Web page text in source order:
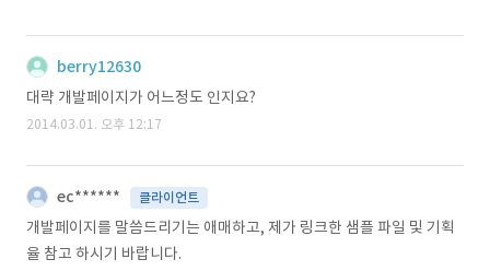
berry12630
대략 개발페이지가 어느정도 인지요?
2014.03.01. 오후 12:17
ec****** 클라이언트
개발페이지를 말씀드리기는 애매하고, 제가 링크한 샘플 파일 및 기획
율 참고 하시기 바랍니다.